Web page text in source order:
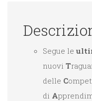
Segue le
nuovi T
delle C
di A